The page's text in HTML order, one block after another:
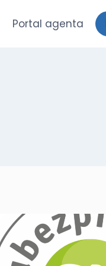
Portal agenta